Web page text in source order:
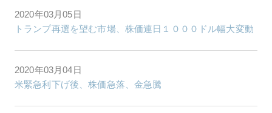
2020年03月05日
トランプ再選を望む市場、株価連日１０００ドル幅大変動
2020年03月04日
米緊急利下げ後、株価急落、金急騰